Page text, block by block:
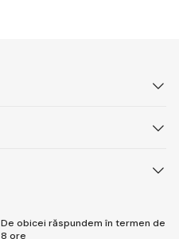
De obicei răspundem în termen de
8 ore